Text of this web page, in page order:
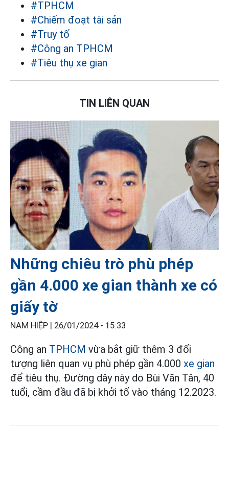
#TPHCM
#Chiếm đoạt tài sản
#Truy tố
#Công an TPHCM
#Tiêu thụ xe gian
TIN LIÊN QUAN
Những chiêu trò phù phép
gần 4.000 xe gian thành xe có
giấy tờ
NAM HIỆP | 26/01/2024 - 15:33
Công an TPHCM vừa bắt giữ thêm 3 đối
tượng liên quan vụ phù phép gần 4.000 xe gian
để tiêu thụ. Đường dây này do Bùi Văn Tân, 40
tuổi, cầm đầu đã bị khởi tố vào tháng 12.2023.